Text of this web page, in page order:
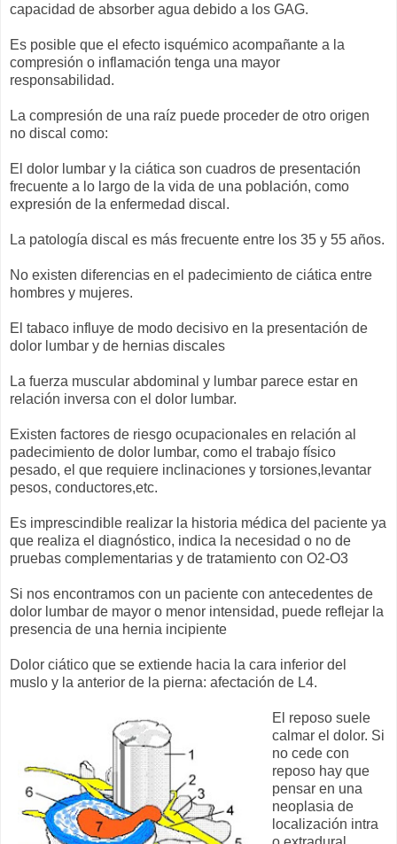
capacidad de absorber agua debido a los GAG.
Es posible que el efecto isquémico acompañante a la
compresión o inflamación tenga una mayor
responsabilidad.
La compresión de una raíz puede proceder de otro origen
no discal como:
El dolor lumbar y la ciática son cuadros de presentación
frecuente a lo largo de la vida de una población, como
expresión de la enfermedad discal.
La patología discal es más frecuente entre los 35 y 55 años.
No existen diferencias en el padecimiento de ciática entre
hombres y mujeres.
El tabaco influye de modo decisivo en la presentación de
dolor lumbar y de hernias discales
La fuerza muscular abdominal y lumbar parece estar en
relación inversa con el dolor lumbar.
Existen factores de riesgo ocupacionales en relación al
padecimiento de dolor lumbar, como el trabajo físico
pesado, el que requiere inclinaciones y torsiones,levantar
pesos, conductores,etc.
Es imprescindible realizar la historia médica del paciente ya
que realiza el diagnóstico, indica la necesidad o no de
pruebas complementarias y de tratamiento con O2-O3
Si nos encontramos con un paciente con antecedentes de
dolor lumbar de mayor o menor intensidad, puede reflejar la
presencia de una hernia incipiente
Dolor ciático que se extiende hacia la cara inferior del
muslo y la anterior de la pierna: afectación de L4.
El reposo suele
calmar el dolor. Si
no cede con
reposo hay que
pensar en una
neoplasia de
localización intra